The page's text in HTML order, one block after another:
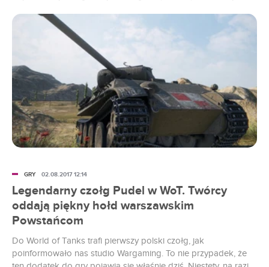
Legendarny czołg Pudel w WoT. Twórcy
oddają piękny hołd warszawskim
Powstańcom
Do World of Tanks trafi pierwszy polski czołg, jak
poinformowało nas studio Wargaming. To nie przypadek, że
GRY 02.08.2017 12:14